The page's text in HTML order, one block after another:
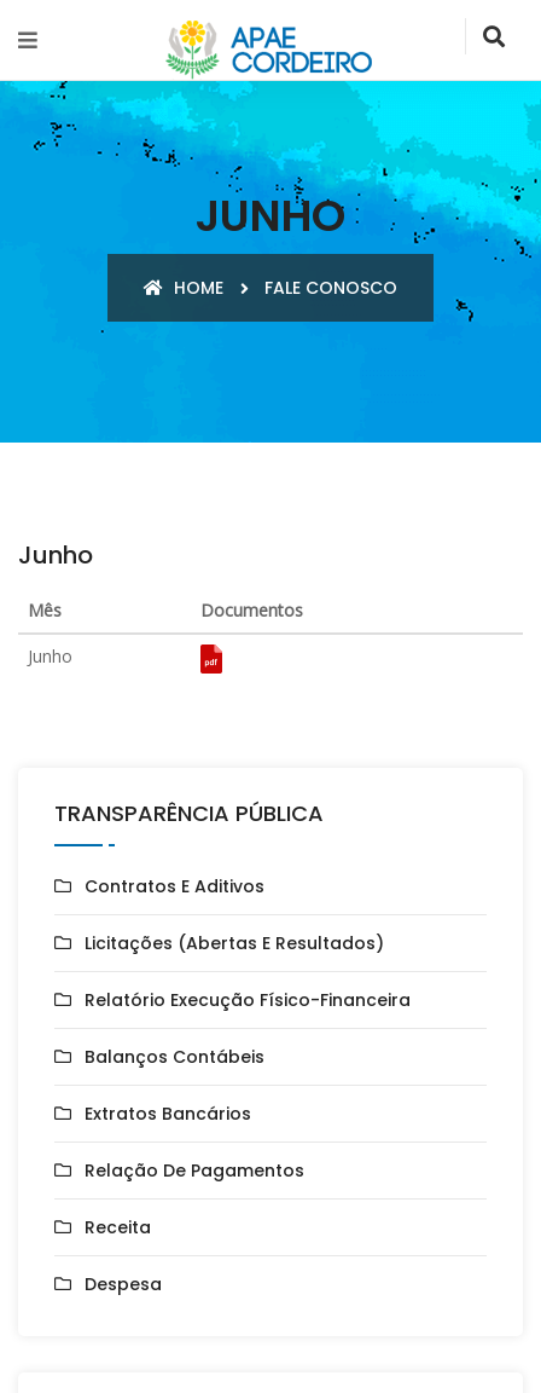
JUNHO
HOME FALE CONOSCO
Junho
Mês
Documentos
Junho
TRANSPARÊNCIA PÚBLICA
Contratos E Aditivos
Licitações (Abertas E Resultados)
Relatório Execução Físico-Financeira
Balanços Contábeis
Extratos Bancários
Relação De Pagamentos
Receita
Despesa